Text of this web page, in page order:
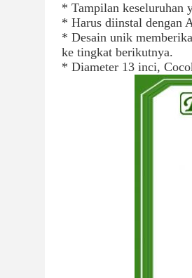
* Tampilan keseluruhan
* Harus diinstal dengan
* Desain unik
ke tingkat berikutnya.
* Diameter 13 inci,